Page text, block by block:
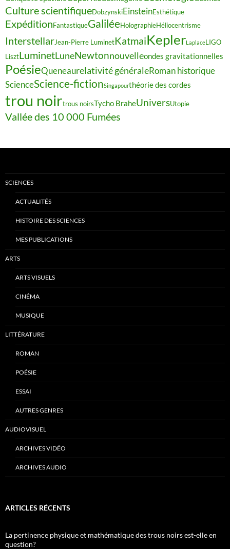
Culture scientifiqueDobzynskiEinsteinEsthétique
ExpéditionFantastiqueGaliléeHolographieHéliocentrisme
InterstellarJean-Pierre LuminetKatmaiKeplerLaplaceLIGO
LisztLuminetLuneNewtonnouvelleondes gravitationnelles
PoésieQueneaurelativité généraleRoman historique
ScienceScience-fictionSingapourthéorie des cordes
trou noirtrous noirsTycho BraheUniversUtopie
Vallée des 10 000 Fumées
SCIENCES
ACTUALITÉS
HISTOIRE DES SCIENCES
MES PUBLICATIONS
ARTS
ARTS VISUELS
CINÉMA
MUSIQUE
LITTÉRATURE
ROMAN
POÉSIE
ESSAI
AUTRES GENRES
AUDIOVISUEL
ARCHIVES VIDÉO
ARCHIVES AUDIO
ARTICLES RÉCENTS
La pertinence physique et mathématique des trous noirs est-elle en
question?